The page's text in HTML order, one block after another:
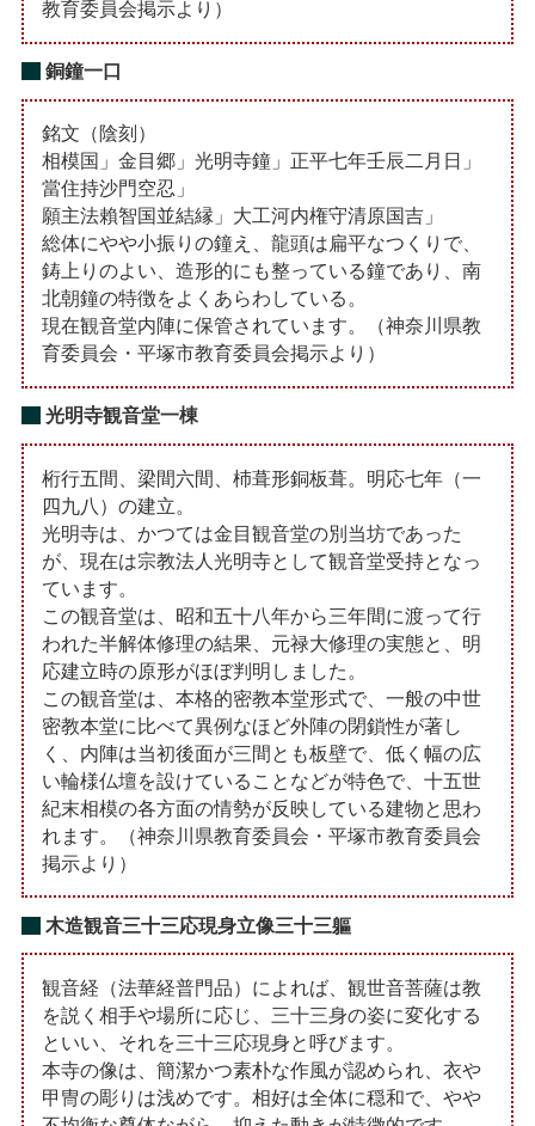
教育委員会掲示より）
銅鐘一口
銘文（陰刻）
相模国」金目郷」光明寺鐘」正平七年壬辰二月日」
當住持沙門空忍」
願主法賴智国並結縁」大工河内権守清原国吉」
総体にやや小振りの鐘え、龍頭は扁平なつくりで、
鋳上りのよい、造形的にも整っている鐘であり、南
北朝鐘の特徴をよくあらわしている。
現在観音堂内陣に保管されています。（神奈川県教
育委員会・平塚市教育委員会掲示より）
光明寺観音堂一棟
桁行五間、梁間六間、杮葺形銅板葺。明応七年（一
四九八）の建立。
光明寺は、かつては金目観音堂の別当坊であった
が、現在は宗教法人光明寺として観音堂受持となっ
ています。
この観音堂は、昭和五十八年から三年間に渡って行
われた半解体修理の結果、元禄大修理の実態と、明
応建立時の原形がほぼ判明しました。
この観音堂は、本格的密教本堂形式で、一般の中世
密教本堂に比べて異例なほど外陣の閉鎖性が著し
く、内陣は当初後面が三間とも板壁で、低く幅の広
い輪様仏壇を設けていることなどが特色で、十五世
紀末相模の各方面の情勢が反映している建物と思わ
れます。（神奈川県教育委員会・平塚市教育委員会
掲示より）
木造観音三十三応現身立像三十三軀
観音経（法華経普門品）によれば、観世音菩薩は教
を説く相手や場所に応じ、三十三身の姿に変化する
といい、それを三十三応現身と呼びます。
本寺の像は、簡潔かつ素朴な作風が認められ、衣や
甲冑の彫りは浅めです。相好は全体に穏和で、やや